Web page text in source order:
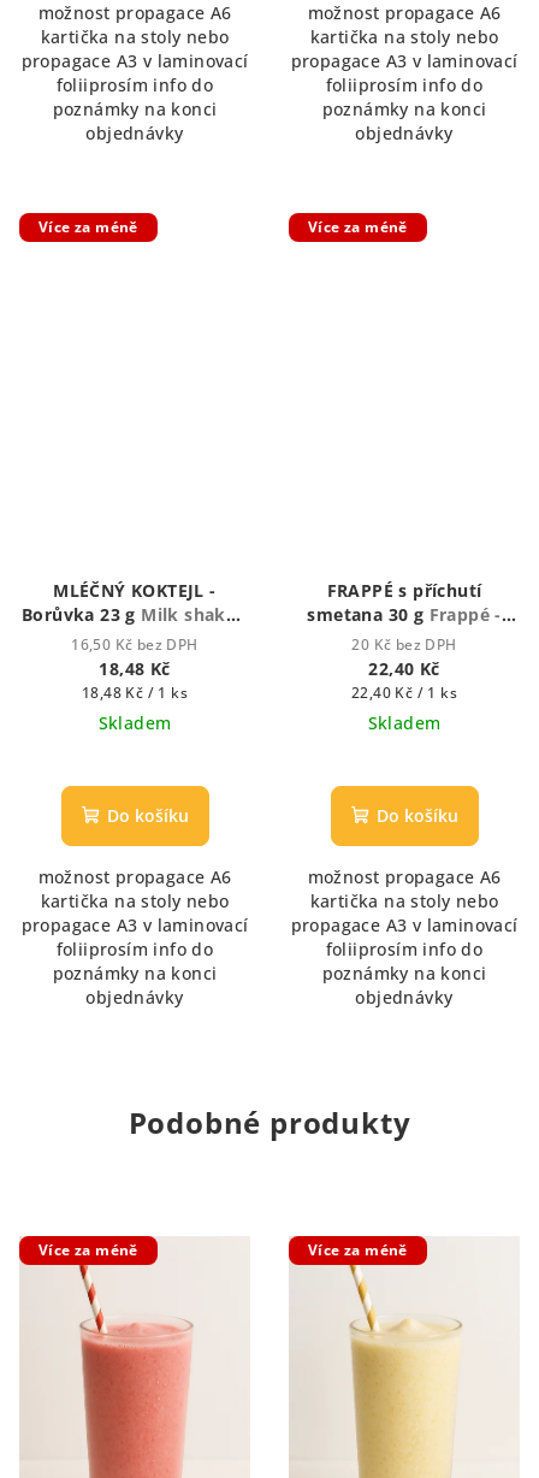
možnost propagace A6
kartička na stoly nebo
propagace A3 v laminovací
foliiprosím info do
poznámky na konci
objednávky
možnost propagace A6
kartička na stoly nebo
propagace A3 v laminovací
foliiprosím info do
poznámky na konci
objednávky
Více za méně
MLÉČNÝ KOKTEJL -
Borůvka 23 g Milk shake -
Mléčný koktejl
16,50 Kč bez DPH
18,48 Kč
Měrná
cena:
18,48 Kč / 1 ks
Skladem
Do košíku
možnost propagace A6
kartička na stoly nebo
propagace A3 v laminovací
foliiprosím info do
poznámky na konci
objednávky
Více za méně
FRAPPÉ s příchutí
smetana 30 g Frappé -
Ledová káva
20 Kč bez DPH
22,40 Kč
Měrná
cena:
22,40 Kč / 1 ks
Skladem
Do košíku
možnost propagace A6
kartička na stoly nebo
propagace A3 v laminovací
foliiprosím info do
poznámky na konci
objednávky
Podobné produkty
Více za méně Více za méně